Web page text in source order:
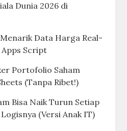
Dunia 2026 di
Data Harga Real-
Script
Portofolio Saham
(Tanpa Ribet!)
Bisa Naik Turun Setiap
(Versi Anak IT)